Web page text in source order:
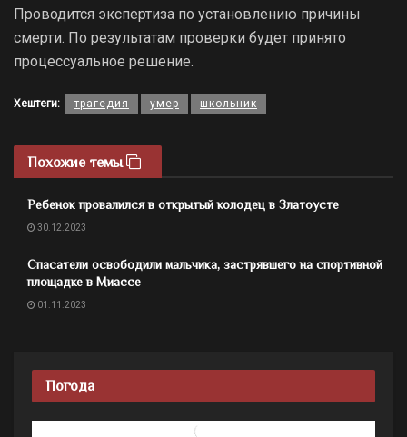
Проводится экспертиза по установлению причины
смерти. По результатам проверки будет принято
процессуальное решение.
Хештеги: трагедия умер школьник
Похожие темы
Ребенок провалился в открытый колодец в Златоусте
30.12.2023
Спасатели освободили мальчика, застрявшего на спортивной
площадке в Миассе
01.11.2023
Погода